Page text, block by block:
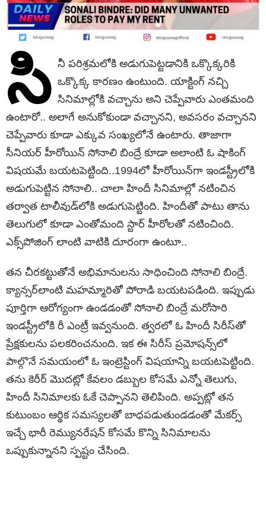
సి నీ పరిశ్రమలోకి అడుగుపెట్టడానికి ఒక్కొక్కరికి
ఒక్కొక్క కారణం ఉంటుంది. యాక్టింగ్ నచ్చి
సినిమాల్లోకి వచ్చాను అని చెప్పేవారు ఎంతమంది
ఉంటారో.. అలాగే అనుకోకుండా వచ్చానని, అవసరం వచ్చానని
చెప్పేవారు కూడా ఎక్కువ సంఖ్యలోనే ఉంటారు. తాజాగా
సీనియర్ హీరోయిన్ సోనాలి బింద్రే కూడా అలాంటి ఓ షాకింగ్
విషయమే బయటపెట్టింది..1994లో హీరోయిన్‌గా ఇండస్ట్రీలోకి
అడుగుపెట్టిన సోనాలి.. చాలా హిందీ సినిమాల్లో నటించిన
తర్వాత టాలీవుడ్‌లోకి అడుగుపెట్టింది. హిందీతో పాటు తాను
తెలుగులో కూడా ఎంతోమంది స్టార్ హీరోలతో నటించింది.
ఎక్స్‌పోజింగ్ లాంటి వాటికి దూరంగా ఉంటూ..
తన చీరకట్టుతోనే అభిమానులను సాధించింది సోనాలి బింద్రే.
క్యాన్సర్‌లాంటి మహమ్మారితో పోరాడి బయటపడింది. ఇప్పుడు
పూర్తిగా ఆరోగ్యంగా ఉండడంతో సోనాలి బింద్రే మరోసారి
ఇండస్ట్రీలోకి రీ ఎంట్రీ ఇవ్వనుంది. త్వరలో ఓ హిందీ సిరీస్‌తో
ప్రేక్షకులను పలకరించనుంది. ఇక ఈ సిరీస్ ప్రమోషన్స్‌లో
పాల్గొనే సమయంలో ఓ ఇంట్రెస్టింగ్ విషయాన్ని బయటపెట్టింది.
తను కెరీర్ మొదట్లో కేవలం డబ్బుల కోసమే ఎన్నో తెలుగు,
హిందీ సినిమాలకు ఓకే చెప్పానని తెలిపింది. అప్పట్లో తన
కుటుంబం ఆర్థిక సమస్యలతో బాధపడుతుండడంతో మేకర్స్
ఇచ్చే భారీ రెమ్యునరేషన్ కోసమే కొన్ని సినిమాలను
ఒప్పుకున్నానని స్పష్టం చేసింది.